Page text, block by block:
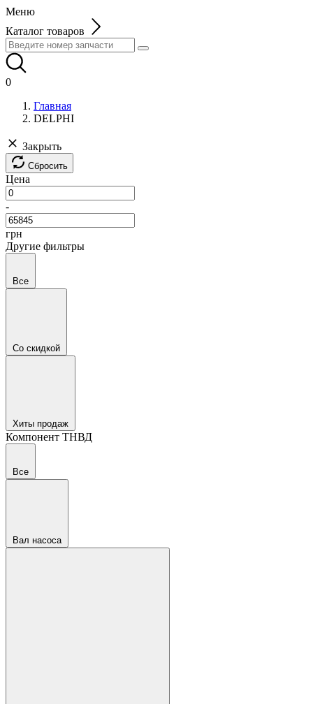
Меню
Каталог товаров
0
Главная
DELPHI
Закрыть
Сбросить
Цена
-
грн
Другие фильтры
Все
Со скидкой
Хиты продаж
Компонент ТНВД
Все
Вал насоса